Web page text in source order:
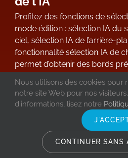
Profitez des fonctions de
mode édition : sélection IA du
ciel, sélection IA de l’arrière-
fonctionnalité sélection IA de
permet d’obtenir des bords
d’une grande finesse.
Outils de
Nous utilisons des cookies pour
notre site Web pour nos
d'informations, lisez notre
CONTINUER SANS